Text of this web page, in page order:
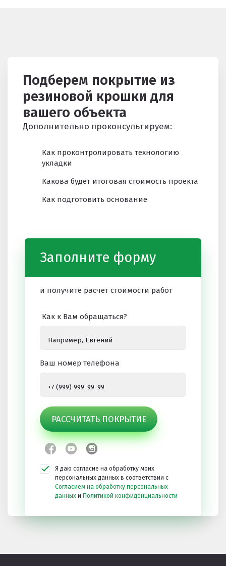
Подберем покрытие из
резиновой крошки для
вашего объекта
Дополнительно проконсультируем:
Как проконтролировать технологию
укладки
Какова будет итоговая стоимость проекта
Как подготовить основание
Заполните форму
и получите расчет стоимости работ
Как к Вам обращаться?
Ваш номер телефона
РАССЧИТАТЬ ПОКРЫТИЕ
Я даю согласие на обработку моих
персональных данных в соответствии с
Согласием на обработку персональных
данных и Политикой конфиденциальности